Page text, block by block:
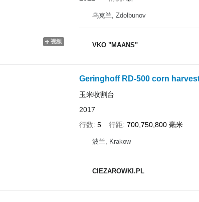
视频
乌克兰, Zdolbunov
VKO "MAANS"
Geringhoff RD-500 corn
玉米收割台
2017
行数 5 行距 700,750,800 毫米
波兰, Krakow
CIEZAROWKI.PL